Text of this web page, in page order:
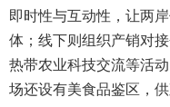
即时性与互动性，让两
体；线下则组织产销对
热带农业科技交流等活
场还设有美食品鉴区，